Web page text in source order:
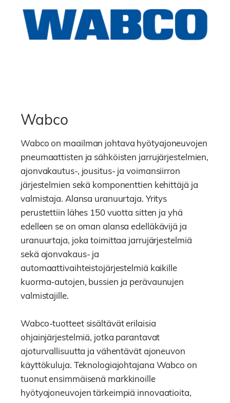
Wabco
Wabco on maailman johtava hyötyajoneuvojen
pneumaattisten ja sähköisten jarrujärjestelmien,
ajonvakautus-, jousitus- ja voimansiirron
järjestelmien sekä komponenttien kehittäjä ja
valmistaja. Alansa uranuurtaja. Yritys
perustettiin lähes 150 vuotta sitten ja yhä
edelleen se on oman alansa edelläkävijä ja
uranuurtaja, joka toimittaa jarrujärjestelmiä
sekä ajonvakaus- ja
automaattivaihteistojärjestelmiä kaikille
kuorma-autojen, bussien ja perävaunujen
valmistajille.
Wabco-tuotteet sisältävät erilaisia
ohjainjärjestelmiä, jotka parantavat
ajoturvallisuutta ja vähentävät ajoneuvon
käyttökuluja. Teknologiajohtajana Wabco on
tuonut ensimmäisenä markkinoille
hyötyajoneuvojen tärkeimpiä innovaatioita,